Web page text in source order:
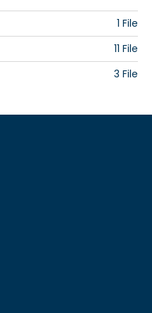
1 File
11 File
3 File